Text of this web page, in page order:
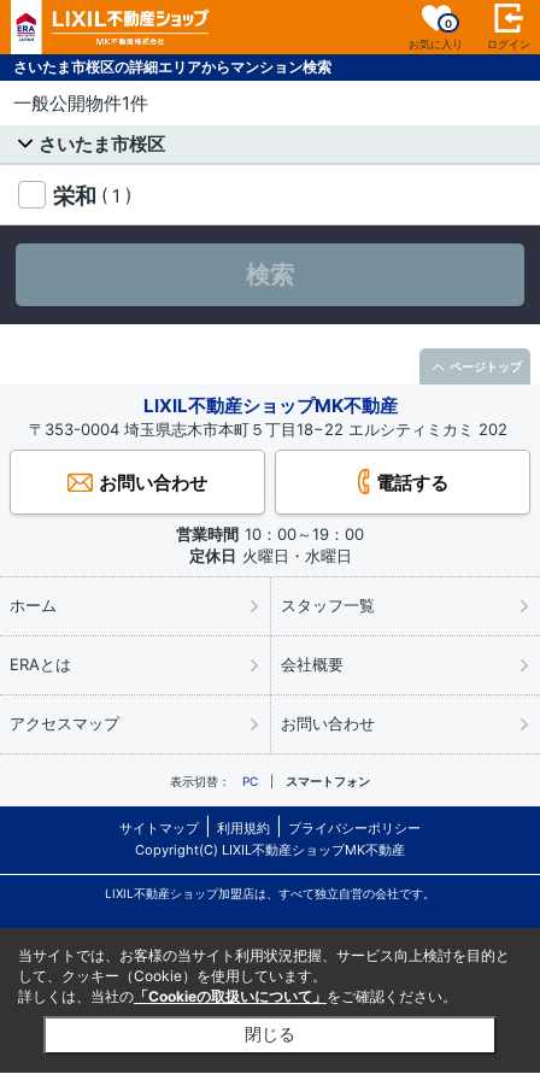
お気に入り
0
ログイン
さいたま市桜区の詳細エリアからマンション検索
一般公開物件1件
さいたま市桜区
栄和 ( 1 )
検索
LIXIL不動産ショップMK不動産
〒353-0004 埼玉県志木市本町５丁目18−22 エルシティミカミ 202
お問い合わせ 電話する
営業時間 10：00～19：00
定休日 火曜日・水曜日
ホーム スタッフ一覧
ERAとは 会社概要
アクセスマップ お問い合わせ
表示切替： PC スマートフォン
サイトマップ 利用規約
プライバシーポリシー
Copyright(C) LIXIL不動産ショップMK不動産
LIXIL不動産ショップ加盟店は、すべて独立自営の会社です。
ページトップ
当サイトでは、お客様の当サイト利用状況把握、サービス向上検討を目的と
して、クッキー（Cookie）を使用しています。
詳しくは、当社の 「Cookieの取扱いについて」 をご確認ください。
閉じる